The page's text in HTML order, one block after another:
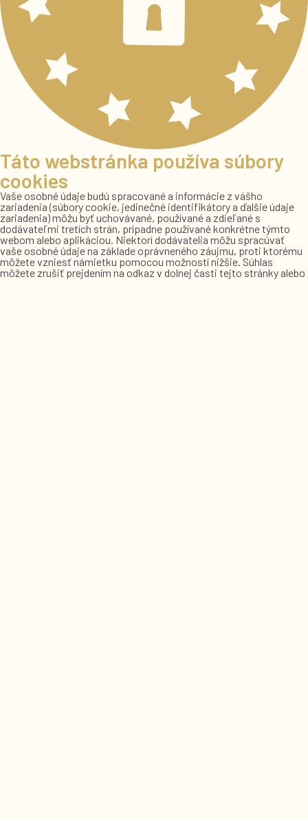
Táto webstránka používa súbory
cookies
Vaše osobné údaje budú spracované a informácie z vášho
zariadenia (súbory cookie, jedinečné identifikátory a ďalšie údaje
zariadenia) môžu byť uchovávané, používané a zdieľané s
dodávateľmi tretích strán, prípadne používané konkrétne týmto
webom alebo aplikáciou. Niektorí dodávatelia môžu spracúvať
vaše osobné údaje na základe oprávneného záujmu, proti ktorému
môžete vzniesť námietku pomocou možností nižšie. Súhlas
môžete zrušiť prejdením na odkaz v dolnej časti tejto stránky alebo
v našich pravidlách ochrany súkromia.